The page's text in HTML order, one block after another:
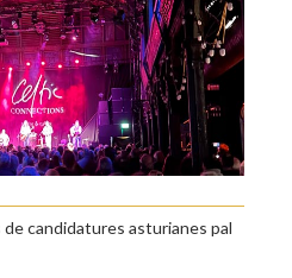
candidatures asturianes pal